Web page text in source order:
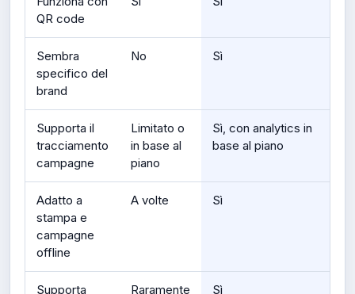
QR code
Sembra
specifico del
brand
No Sì
Supporta il
tracciamento
campagne
Limitato o
in base al
piano
Sì, con analytics in
base al piano
Adatto a
stampa e
campagne
offline
A volte Sì
Supporta Raramente Sì